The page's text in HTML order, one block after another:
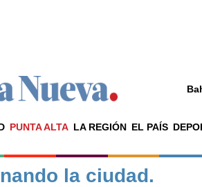
PUNTA ALTA LA REGIÓN EL PAÍS
La ciudad
Punta Alta
la ciudad.